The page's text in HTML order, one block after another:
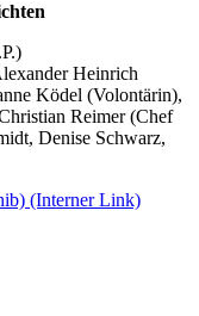
Heinrich
Ködel (Volontärin),
Reimer (Chef
Denise Schwarz,
(Interner Link)